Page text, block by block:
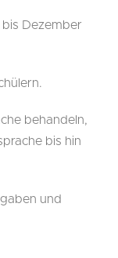
Dezember
behandeln,
bis hin
und